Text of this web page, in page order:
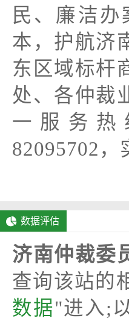
民、廉洁
本，护航济
东区域标杆
处、各仲裁
一服务热
82095702
数据评估
济南仲裁委
查询该站的
数据"进入;